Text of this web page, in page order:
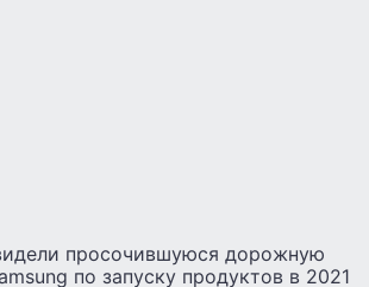
просочившуюся дорожную
по запуску продуктов в 2021